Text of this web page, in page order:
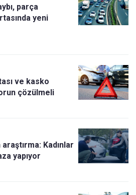
parça
yeni
ve kasko
çözülmeli
Kadınlar
yapıyor